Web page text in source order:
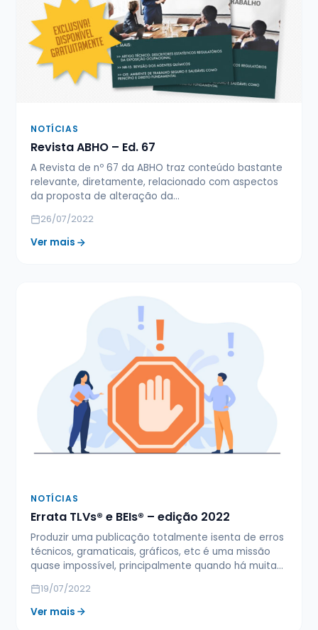
NOTÍCIAS
Revista ABHO – Ed. 67
A Revista de nº 67 da ABHO traz conteúdo bastante
relevante, diretamente, relacionado com aspectos
da proposta de alteração da…
26/07/2022
Ver mais
NOTÍCIAS
Errata TLVs® e BEIs® – edição 2022
Produzir uma publicação totalmente isenta de erros
técnicos, gramaticais, gráficos, etc é uma missão
quase impossível, principalmente quando há muita…
19/07/2022
Ver mais